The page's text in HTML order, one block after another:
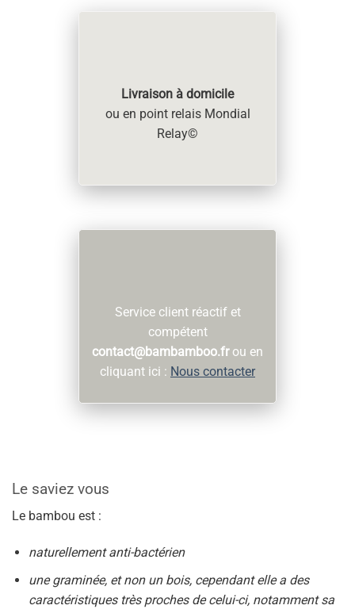
Livraison à domicile
ou en point relais Mondial
Relay©
Service client réactif et
compétent
contact@bambamboo.frou en
cliquant ici : Nous contacter
Le saviez vous
Le bambou est :
naturellement anti-bactérien
une graminée, et non un bois, cependant elle a des
caractéristiques très proches de celui-ci, notamment sa